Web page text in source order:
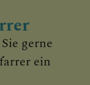
gerne
ein